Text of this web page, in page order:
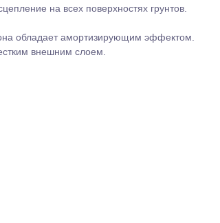
на всех поверхностях грунтов.
обладает амортизирующим эффектом.
внешним слоем.